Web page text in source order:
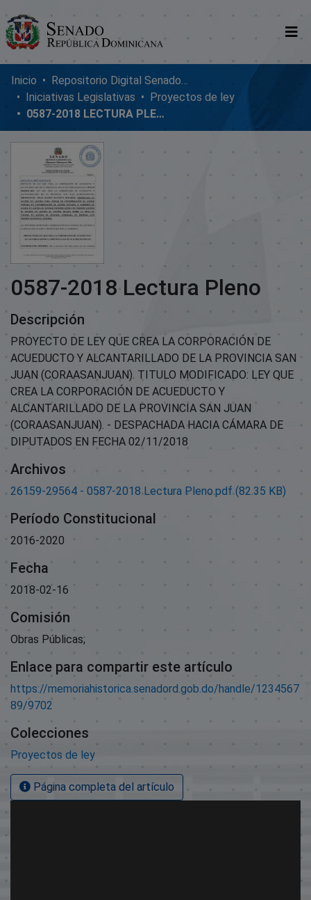
Comunidades
Glosario
Nosotros
Inicio
Repositorio Digital SenadoRD
Iniciativas Legislativas
Proyectos de ley
0587-2018 LECTURA PLENO
0587-2018 Lectura Pleno
Descripción
PROYECTO DE LEY QUE CREA LA CORPORACIÓN DE
ACUEDUCTO Y ALCANTARILLADO DE LA PROVINCIA SAN
JUAN (CORAASANJUAN). TITULO MODIFICADO: LEY QUE
CREA LA CORPORACIÓN DE ACUEDUCTO Y
ALCANTARILLADO DE LA PROVINCIA SAN JUAN
(CORAASANJUAN). - DESPACHADA HACIA CÁMARA DE
DIPUTADOS EN FECHA 02/11/2018
Archivos
26159-29564 - 0587-2018 Lectura Pleno.pdf (82.35 KB)
Período Constitucional
2016-2020
Fecha
2018-02-16
Comisión
Obras Públicas;
Enlace para compartir este artículo
https://memoriahistorica.senadord.gob.do/handle/1234567
89/9702
Colecciones
Proyectos de ley
Página completa del artículo